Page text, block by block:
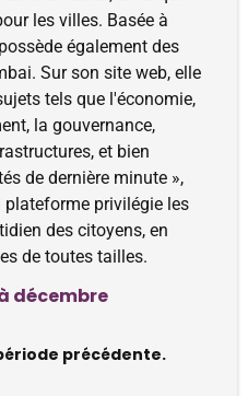
les villes. Basée à
également des
Sur son site web, elle
tels que l'économie,
la gouvernance,
et bien
de dernière minute »,
privilégie les
des citoyens, en
de toutes tailles.
décembre
précédente.